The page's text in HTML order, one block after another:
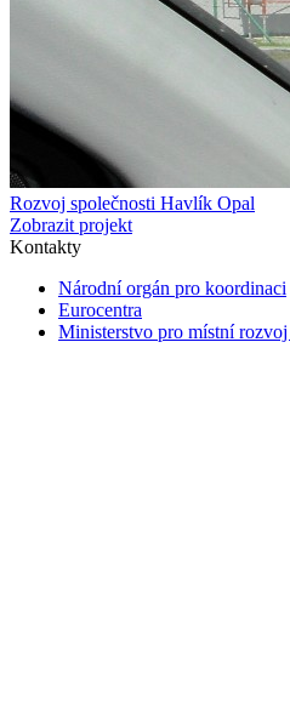
Rozvoj společnosti Havlík Opal
Zobrazit projekt
Kontakty
Národní orgán pro koordinaci
Eurocentra
Ministerstvo pro místní rozvoj